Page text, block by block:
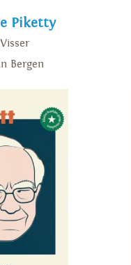
Piketty
Bergen